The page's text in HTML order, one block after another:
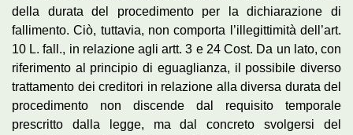
della durata del procedimento per la dichiarazione di
fallimento. Ciò, tuttavia, non comporta l’illegittimità dell’art.
10 L. fall., in relazione agli artt. 3 e 24 Cost. Da un lato, con
riferimento al principio di eguaglianza, il possibile diverso
trattamento dei creditori in relazione alla diversa durata del
procedimento non discende dal requisito temporale
prescritto dalla legge, ma dal concreto svolgersi del